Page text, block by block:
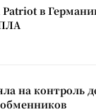
в
на контроль